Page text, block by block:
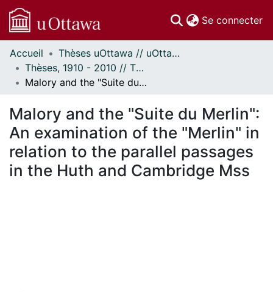
Se connecter
Communautés
et collections
Parcourir
À propos
Accueil
Thèses uOttawa // uOttawa Theses
Thèses, 1910 - 2010 // Theses, 1910 - 2010
Malory and the "Suite du Merlin": An examination of the "Merlin" in relation to the parallel passages in the Huth and Cambridge Mss
Malory and the "Suite du Merlin":
An examination of the "Merlin" in
relation to the parallel passages
in the Huth and Cambridge Mss